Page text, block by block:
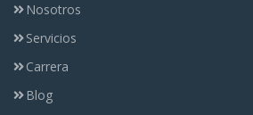
Nosotros
Servicios
Carrera
Blog